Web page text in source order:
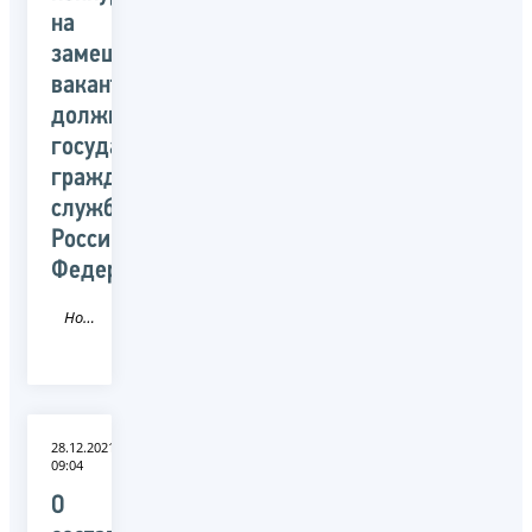
на
замещение
вакантных
должностей
государственной
гражданской
службы
Российской
Федерации
Новость
28.12.2021
09:04
О